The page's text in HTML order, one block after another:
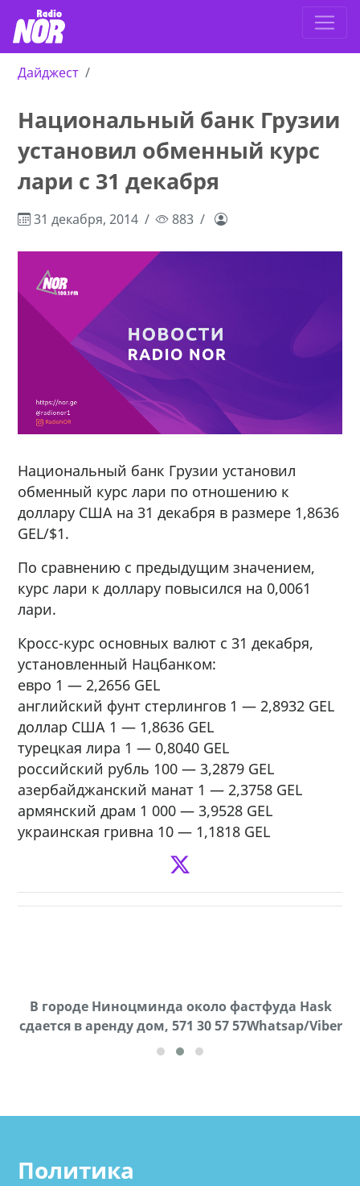
Дайджест
Национальный банк Грузии
установил обменный курс
лари с 31 декабря
31 декабря, 2014 883
Национальный банк Грузии установил
обменный курс лари по отношению к
доллару США на 31 декабря в размере 1,8636
GEL/$1.
По сравнению с предыдущим значением,
курс лари к доллару повысился на 0,0061
лари.
Кросс-курс основных валют с 31 декабря,
установленный Нацбанком:
евро 1 — 2,2656 GEL
английский фунт стерлингов 1 — 2,8932 GEL
доллар США 1 — 1,8636 GEL
турецкая лира 1 — 0,8040 GEL
российский рубль 100 — 3,2879 GEL
азербайджанский манат 1 — 2,3758 GEL
армянский драм 1 000 — 3,9528 GEL
украинская гривна 10 — 1,1818 GEL
В городе Ниноцминда около фастфуда Hask
cдается в аренду дом, 571 30 57 57Whatsap/Viber
Продается машина марки Prado,571 30 57
57Whatsap/Viber
Политика